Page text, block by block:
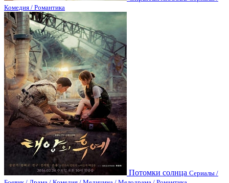
Комедия / Романтика
Потомки солнца Сериалы /